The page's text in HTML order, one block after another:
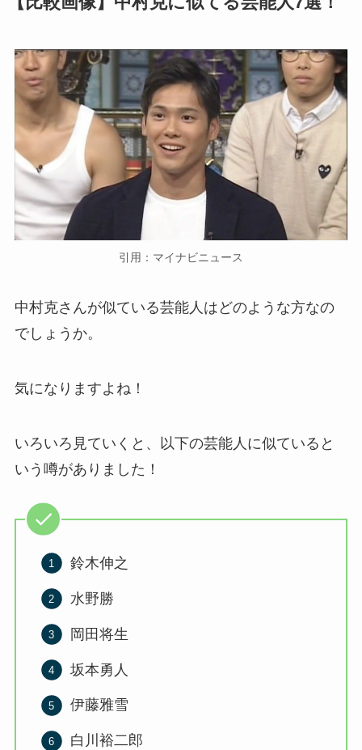
引用：マイナビニュース
中村克さんが似ている芸能人はどのような方なの
でしょうか。
気になりますよね！
いろいろ見ていくと、以下の芸能人に似ていると
いう噂がありました！
鈴木伸之
水野勝
岡田将生
坂本勇人
伊藤雅雪
白川裕二郎